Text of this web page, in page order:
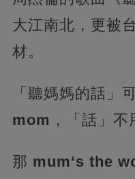
大江南北，更被
材。
「聽媽媽的話」
mom ，「話」不
那 mum‘s the